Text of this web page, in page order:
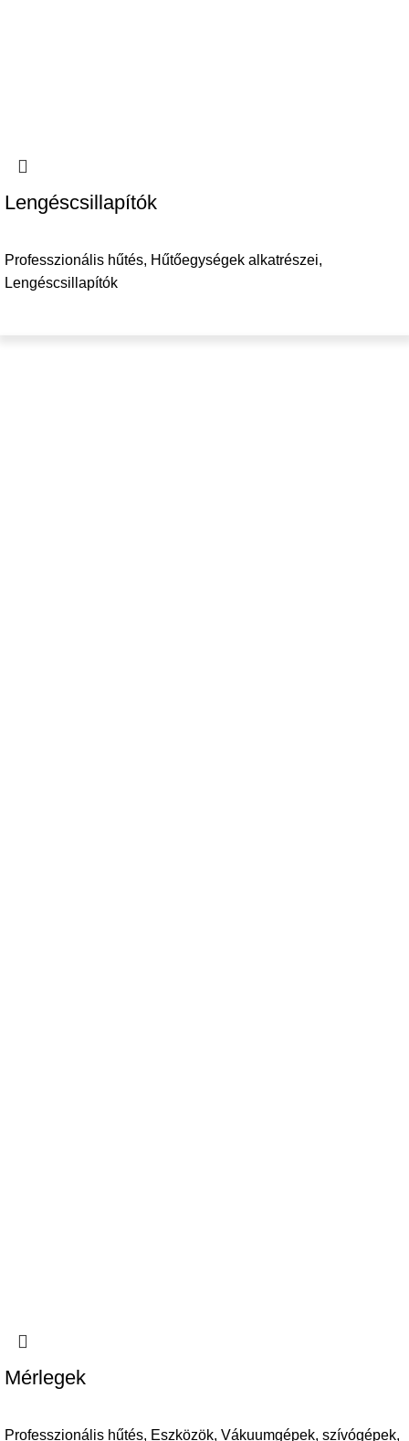
Lengéscsillapítók
Professzionális hűtés, Hűtőegységek alkatrészei,
Lengéscsillapítók
Mérlegek
Professzionális hűtés, Eszközök, Vákuumgépek, szívógépek,